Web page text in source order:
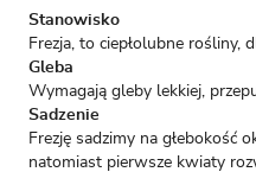
Stanowisko
Frezja, to ciepłolubne rośliny,
Gleba
Wymagają gleby lekkiej,
Sadzenie
Frezję sadzimy na głebokość
natomiast pierwsze kwiaty